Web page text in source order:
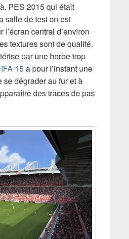
PES 2015 qui était
salle de test on est
central d’environ
textures sont de qualité.
par une herbe trop
15a pour l’instant une
se dégrader au fur et à
des traces de pas